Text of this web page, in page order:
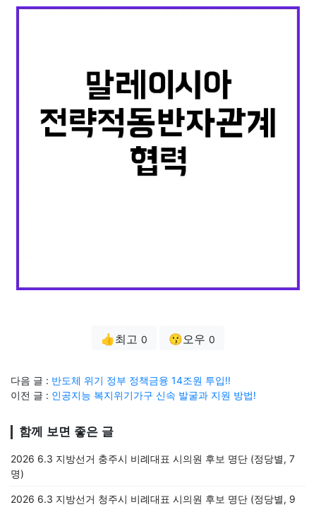
👍최고 0 😗오우 0
다음 글 : 반도체 위기 정부 정책금융 14조원 투입!!
이전 글 : 인공지능 복지위기가구 신속 발굴과 지원 방법!
함께 보면 좋은 글
2026 6.3 지방선거 충주시 비례대표 시의원 후보 명단 (정당별, 7
명)
2026 6.3 지방선거 청주시 비례대표 시의원 후보 명단 (정당별, 9